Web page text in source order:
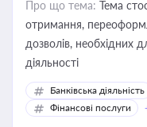
Про що тема: Тема
отримання,
дозволів, необхідних
діяльності
Банківська діяльність
Фінансові послуги